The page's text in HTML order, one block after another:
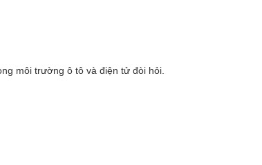
môi trường ô tô và điện tử đòi hỏi.